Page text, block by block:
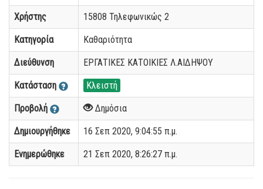
Χρήστης 15808 Τηλεφωνικώς 2
Κατηγορία Καθαριότητα
Διεύθυνση ΕΡΓΑΤΙΚΕΣ ΚΑΤΟΙΚΙΕΣ Λ.ΑΙΔΗΨΟΥ
Κατάσταση Κλειστή
Προβολή Δημόσια
Δημιουργήθηκε 16 Σεπ 2020, 9:04:55 π.μ.
Ενημερώθηκε 21 Σεπ 2020, 8:26:27 π.μ.